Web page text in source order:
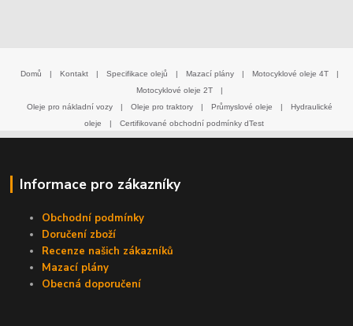
Domů | Kontakt | Specifikace olejů | Mazací plány | Motocyklové oleje 4T
|
Motocyklové oleje 2T
|
Oleje pro nákladní vozy
| Oleje pro traktory | Průmyslové oleje |
Hydraulické
oleje
| Certifikované obchodní podmínky dTest
Informace pro zákazníky
Obchodní podmínky
Doručení zboží
Recenze našich zákazníků
Mazací plány
Obecná doporučení